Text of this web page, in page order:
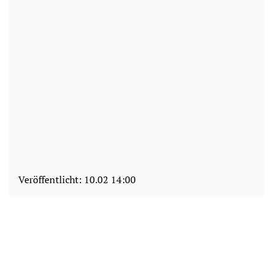
Veröffentlicht: 10.02 14:00